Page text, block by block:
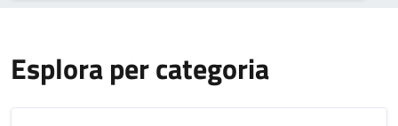
Esplora per categoria